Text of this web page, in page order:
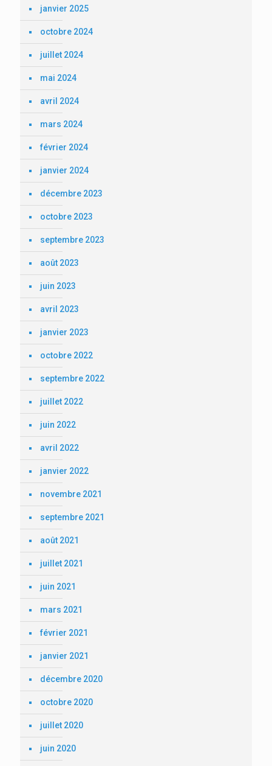
janvier 2025
octobre 2024
juillet 2024
mai 2024
avril 2024
mars 2024
février 2024
janvier 2024
décembre 2023
octobre 2023
septembre 2023
août 2023
juin 2023
avril 2023
janvier 2023
octobre 2022
septembre 2022
juillet 2022
juin 2022
avril 2022
janvier 2022
novembre 2021
septembre 2021
août 2021
juillet 2021
juin 2021
mars 2021
février 2021
janvier 2021
décembre 2020
octobre 2020
juillet 2020
juin 2020